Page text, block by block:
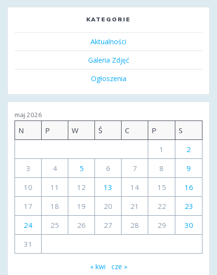
KATEGORIE
Aktualności
Galeria Zdjęć
Ogłoszenia
maj 2026
N P W Ś C P
S
1
2
3
4 5 6 7 8
9
10
11 12 13 14 15
16
17
18 19 20 21 22
23
24
25 26 27 28 29
30
31
« kwi cze »